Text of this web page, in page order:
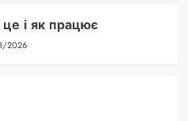
і як працює
2026